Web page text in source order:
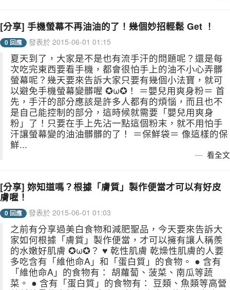
[分享] 手機螢幕不再油油的了！幾個妙招輕鬆 Get ！
0 回應 發表於 2015-06-01 01:15
夏天到了，大家是不是也有流手汗的問題呢？還是每
次吃完東西要看手機，都會很怕手上的油不小心弄髒
螢幕呢？幾天要來告訴大家只要有幾個小法寶，就可
以避免手機螢幕變髒喔 ✪ω✪！ ＝嬰兒用爽身粉＝ 首
先，手汗的部分應該是許多人都有的煩惱，而且也不
是自己能控制的部分，這時候就需要「嬰兒用爽身
粉」了！只要在手上先沾一點這個粉末，就不用怕手
汗讓螢幕變的油油髒髒的了！ ＝保鮮袋＝ 像這樣的保
鮮...
看全文
[分享] 妳知道嗎？根據「膚質」製作便當才可以有好皮
膚喔！
0 回應 發表於 2015-06-01 01:03
之前有分享過美白食物和減肥聖品，今天要來告訴大
家如何根據「膚質」製作便當，才可以擁有讓人稱羨
的水嫩好肌膚 ✪ω✪？ ♥ 乾性肌膚 乾燥性肌膚的人要
多吃含有「維他命A」和「蛋白質」的食物。 ● 含有
「維他命A」的食物有： 胡蘿蔔、菠菜、南瓜等蔬
菜。 ● 含有「蛋白質」的食物有： 豆類、魚類等高營